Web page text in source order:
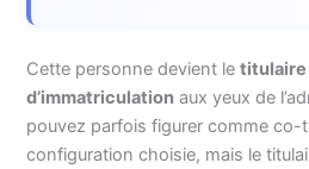
Cette personne devient le
d’immatriculation aux yeux de
pouvez parfois figurer comme co-
configuration choisie, mais le